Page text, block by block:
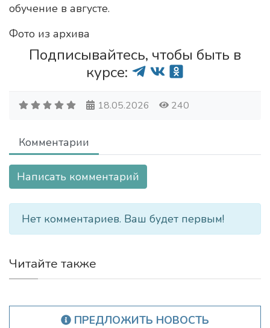
обучение в августе.
Фото из архива
Подписывайтесь, чтобы быть в
курсе:
18.05.2026 240
Комментарии
Написать комментарий
Нет комментариев. Ваш будет первым!
Читайте также
ПРЕДЛОЖИТЬ НОВОСТЬ